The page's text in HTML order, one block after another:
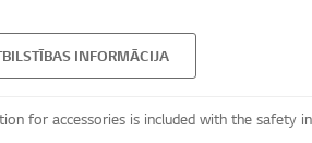
INFORMĀCIJA
for accessories is included with the safety